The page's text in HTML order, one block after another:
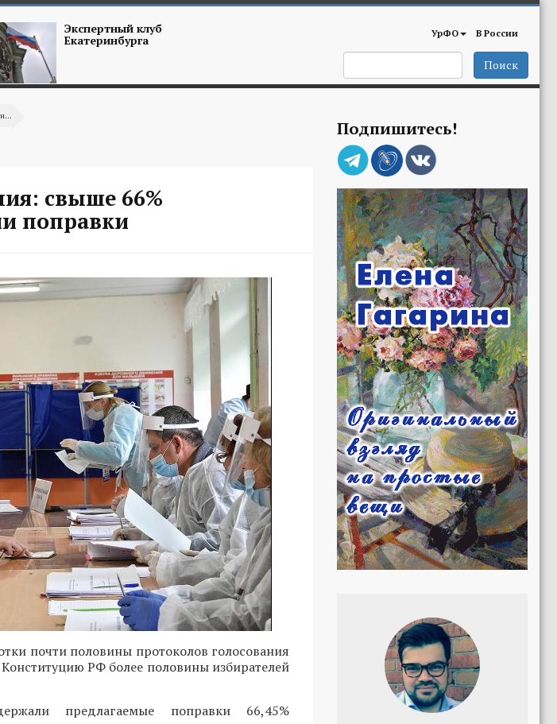
Экспертный клуб
Екатеринбурга УрФО В России
Поиск
свыше 66%
поправки
почти половины протоколов голосования
РФ более половины избирателей
предлагаемые поправки 66,45%
Подпишитесь!